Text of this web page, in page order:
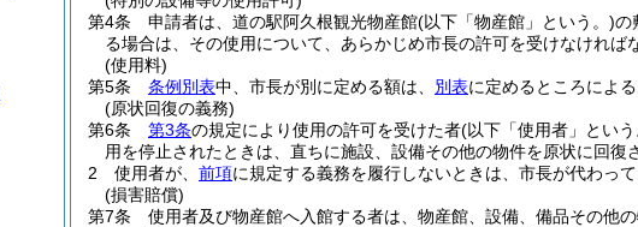
第4条
申請者は、道の駅阿久根観光物産館(以下「物産館」という。)の
る場合は、その使用について、あらかじめ市長の許可を受けなければ
(使用料)
第5条
条例別表中、市長が別に定める額は、 別表に定めるところによる
(原状回復の義務)
第6条
第3条の規定により使用の許可を受けた者(以下「使用者」とい
用を停止されたときは、直ちに施設、設備その他の物件を原状に回復
2
使用者が、 前項に規定する義務を履行しないときは、市長が代わっ
(損害賠償)
第7条
使用者及び物産館へ入館する者は、物産館、設備、備品その他